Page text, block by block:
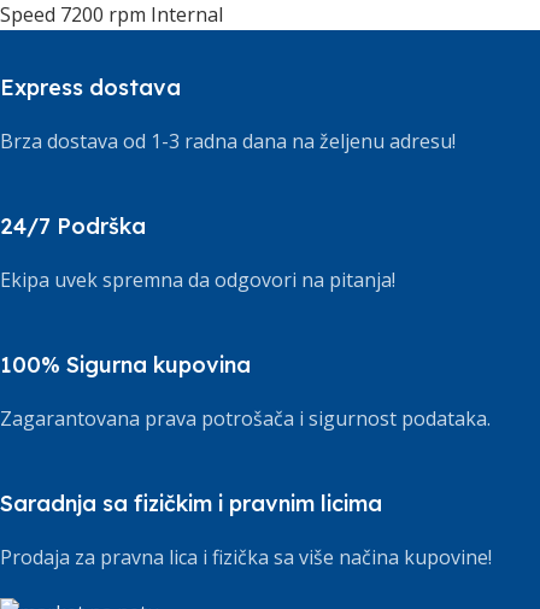
Speed 7200 rpm Internal
Express dostava
Brza dostava od 1-3 radna dana na željenu adresu!
24/7 Podrška
Ekipa uvek spremna da odgovori na pitanja!
100% Sigurna kupovina
Zagarantovana prava potrošača i sigurnost podataka.
Saradnja sa fizičkim i pravnim licima
Prodaja za pravna lica i fizička sa više načina kupovine!